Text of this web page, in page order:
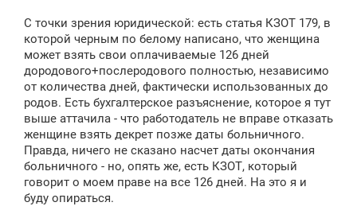
С точки зрения юридической: есть статья КЗОТ 179, в
которой черным по белому написано, что женщина
может взять свои оплачиваемые 126 дней
дородового+послеродового полностью, независимо
от количества дней, фактически использованных до
родов. Есть бухгалтерское разъяснение, которое я тут
выше аттачила - что работодатель не вправе отказать
женщине взять декрет позже даты больничного.
Правда, ничего не сказано насчет даты окончания
больничного - но, опять же, есть КЗОТ, который
говорит о моем праве на все 126 дней. На это я и
буду опираться.